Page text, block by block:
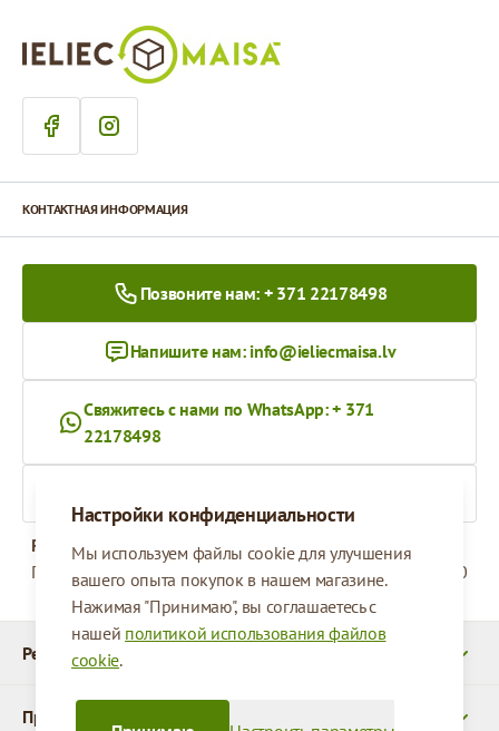
Настройки конфиденциальности
Мы используем файлы cookie для улучшения
вашего опыта покупок в нашем магазине.
Нажимая "Принимаю", вы соглашаетесь с
нашей политикой использования файлов
cookie.
Реквизиты
Продукты
КОНТАКТНАЯ ИНФОРМАЦИЯ
Позвоните нам: + 371 22178498
Напишите нам: info@ieliecmaisa.lv
Свяжитесь с нами по WhatsApp: + 371
22178498
Рабочее время
Понедельник - Пятница
09:00 - 17:00